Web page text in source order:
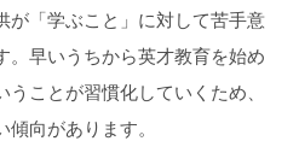
が「学ぶこと」に対して苦手意
。早いうちから英才教育を始め
ことが習慣化していくため、
向があります。